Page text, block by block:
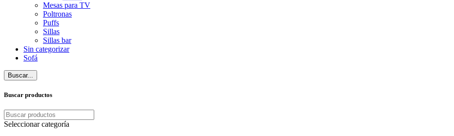
Mesas para TV
Poltronas
Puffs
Sillas
Sillas bar
Sin categorizar
Sofá
Buscar...
Buscar productos
Seleccionar categoría